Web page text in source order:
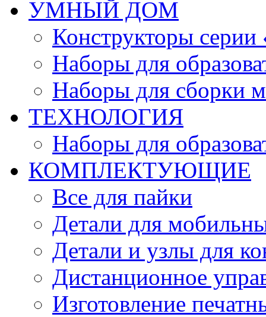
УМНЫЙ ДОМ
Конструкторы
Наборы для
Наборы для сборки
ТЕХНОЛОГИЯ
Наборы для
КОМПЛЕКТУЮЩИЕ
Все для пайки
Детали для
Детали и узлы для
Дистанционное
Изготовление